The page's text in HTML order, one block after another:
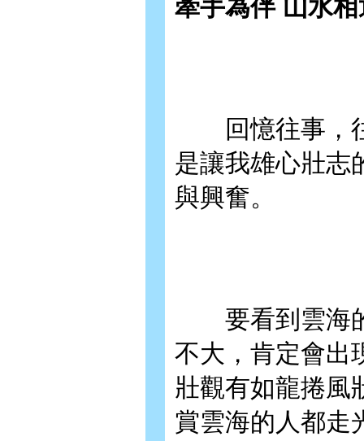
牽手為伴 山水相
回憶往事，往
是讓我雄心壯志
與興奮。
要看到雲海的
不大，肯定會出
壯觀有如龍捲風
賞雲海的人都走